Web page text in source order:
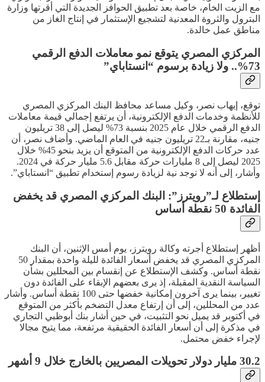
مع الزيت الخام، خاصة بعد تطبيق الحوافز الجديدة التي أقرتها وزارة
البترول والثروة المعدنية لتشجيع الإستثمار في إنتاج الغاز من
مناطق عمل خالدة.
المركزي المصري يتوقع نمو معاملات الدفع الرقمي
73%.. ولا زيادة برسوم “انستاباي”
توقع، إيهاب نصر، وكيل مساعد محافظ البنك المركزي المصري
للأنظمة وخدمات الدفع الإلكترونية، أن يرتفع إجمالي قيمة معاملات
الدفع الرقمي خلال عام 2025 بنسبة 73% ليصل إلى 38 تريليون
جنيه، مقارنة بـ22 تريليون جنيه في العام الماضي. وأضاف نصر، أن
عدد حركات الدفع الإلكترونية من المتوقع أن يزيد بنحو 45% خلال
2025 ليصل إلى 8 مليارات حركة مقابل 5.6 مليار حركة في 2024.
وأشار، إلى أنه لا توجد نية لزيادة رسوم إستخدام تطبيق “انستاباي”.
إستطلاع لـ”رويترز”: البنك المركزي المصري قد يخفض
الفائدة 50 نقطة أساس
أظهر إستطلاع أجرته وكالة رويترز، يوم أمس الإثنين، أن البنك
المركزي المصري قد يخفض أسعار الفائدة لليلة واحدة بمقدار 50
نقطة أساس. وكشف الإستطلاع عن إنقسام بين المحللين بشأن
السياسة النقدية المقبلة، إذ يرى بعضهم الإبقاء على الفائدة دون
تغيير، بينما يرى آخرون إمكانية خفضها حتى 100 نقطة أساس. وأشار
عدد من المحللين، إلى أن إرتفاع معدل التضخم بأكثر من المتوقع
في أكتوبر قد يميل نحو التثبيت، في حين أشار بنك أبوظبي التجاري
في مذكرة إلى أن أسعار الفائدة الحقيقية مرتفعة، مما يتيح مجالا
لإجراء خفض محتمل.
30.2 مليار دولار تحويلات المصريين بالخارج خلال 9 أشهر